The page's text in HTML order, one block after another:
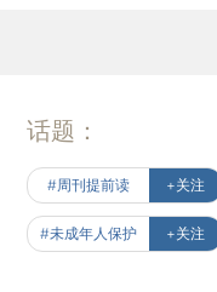
话题：
#周刊提前读 +关注
#未成年人保护 +关注